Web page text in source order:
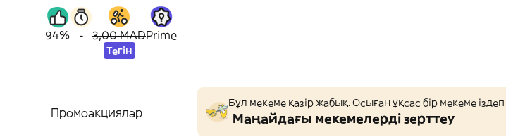
94% - 3,00 MAD
Тегін
Prime
Промоакциялар
Бұл мекеме қазір жабық. Осыған ұқсас бір мекеме
Маңайдағы мекемелерді зерттеу